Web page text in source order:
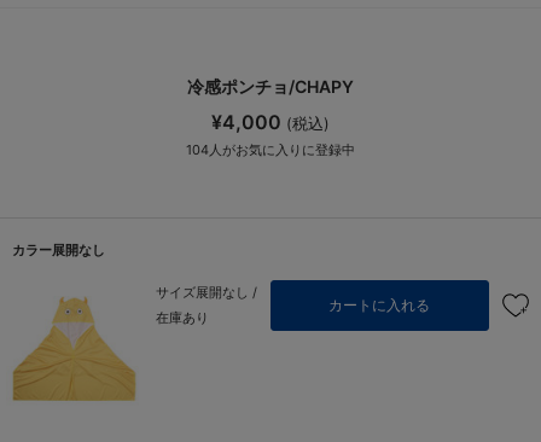
冷感ポンチョ/CHAPY
¥4,000 (税込)
104 人がお気に入りに登録中
カラー展開なし
サイズ展開なし /
在庫あり
カートに入れる